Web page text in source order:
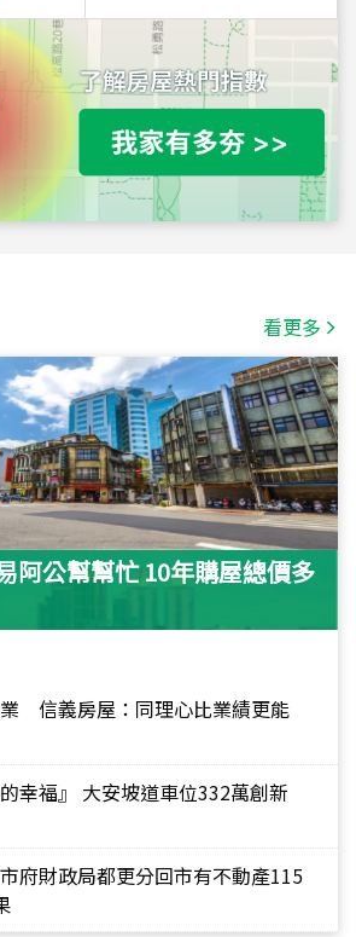
看更多
阿公幫幫忙 10年購屋總價多
信義房屋：同理心比業績更能
幸福』 大安坡道車位332萬創新
府財政局都更分回市有不動產115